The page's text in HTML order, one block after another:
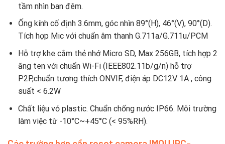
tầm nhìn ban đêm.
Ống kính cố định 3.6mm, góc nhìn 89°(H), 46°(V), 90°(D).
Tích hợp Mic với chuẩn âm thanh G.711a/G.711u/PCM
Hỗ trợ khe cắm thẻ nhớ Micro SD, Max 256GB, tích hợp 2
ăng ten với chuẩn Wi-Fi (IEEE802.11b/g/n) hỗ trợ
P2P,chuẩn tương thích ONVIF, điện áp DC12V 1A , công
suất < 6.2W
Chất liệu vỏ plastic. Chuẩn chống nước IP66. Môi trường
làm việc từ -10°C~+45°C (< 95%RH).